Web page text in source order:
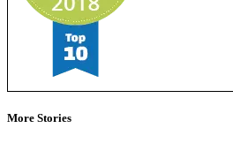
More Stories